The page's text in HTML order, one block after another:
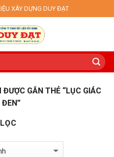
XÂY DỰNG DUY ĐẠT
GẮN THẺ “LỤC GIÁC
LỌC